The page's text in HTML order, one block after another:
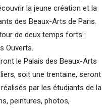
la jeune création et la
des Beaux-Arts de Paris.
de deux temps forts :
Ouverts.
le Palais des Beaux-Arts
soit une trentaine, seront
par les étudiants de la
peintures, photos,